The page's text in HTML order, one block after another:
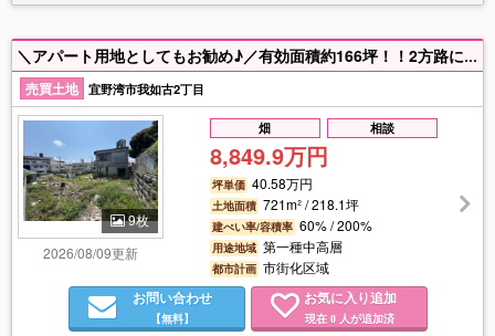
＼アパート用地としてもお勧め♪／有効面積約166坪！！2方路に面している為、道路状況に合わせて車の出し入れがスムーズな位置に車庫や駐車スペースを配置が出来るのもおすすめポイント✨スーパー徒歩5分圏内、西原ICへのアクセス利便性も◎
売買土地 宜野湾市我如古2丁目
9枚
2026/08/09更新
畑 相談
8,849.9万円
坪単価 40.58万円
土地面積 721m² / 218.1坪
建ぺい率/容積率 60% / 200%
用途地域 第一種中高層
都市計画 市街化区域
お問い合わせ
【無料】
お気に入り追加
現在 0 人が追加済